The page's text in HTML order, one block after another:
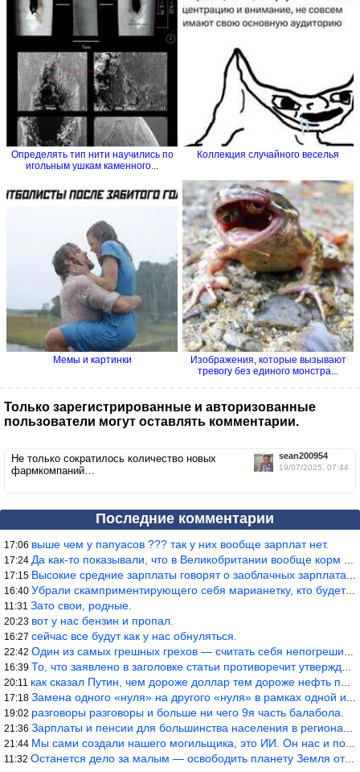
Определять тип нити научились по
игольным ушкам каменного...
Коллекция случайного веселья
Мемы и картинки
Изображения, которые вызывают
тревогу без единого монстра...
Только зарегистрированные и авторизованные
пользователи могут оставлять комментарии.
sean200954
19/07/2025, 07:44
Не только сократилось количество новых
фармкомпаний…
Последние комментарии
17:06 выше чем у папуасов ??? так у них вообще зарплат нет.
17:24 Да как-то показывали, что в Великобритании вообще корм для живот
17:15 Высокие средние зарплаты говорят о заоблачных зарплатах определё
16:40 Убрали скамприментирующего себя марианетку, кто будет следующим…
11:31 Зато свои, родные.
20:23 вот у нас бензин и пропал.
16:27 сейчас все будут как у нас обнуляться.
22:42 Один из самых грешных грехов — считать себя непогрешимым.
16:39 То, что заявлено в заголовке статьи противоречит утверждению &qu
20:11 как сказал Путин, чем дороже доллар тем дороже нефть продадим.
17:18 Замена одного «нуля» на другого «нуля» в рамках одной и той же с
19:02 разговоры разговоры и больше ни чего 9я часть балабола.
21:36 Зарплаты и пенсии для большинства населения в регионах нищенские
21:44 Мы сами создали нашего могильщика, это ИИ. Он нас и похоронит. М
11:32 Останется дело за малым — освободить планету Земля от глупого ви